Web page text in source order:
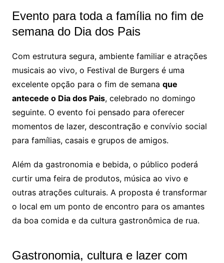
Evento para toda a família no fim de
semana do Dia dos Pais
Com estrutura segura, ambiente familiar e atrações
musicais ao vivo, o Festival de Burgers é uma
excelente opção para o fim de semana que
antecede o Dia dos Pais, celebrado no domingo
seguinte. O evento foi pensado para oferecer
momentos de lazer, descontração e convívio social
para famílias, casais e grupos de amigos.
Além da gastronomia e bebida, o público poderá
curtir uma feira de produtos, música ao vivo e
outras atrações culturais. A proposta é transformar
o local em um ponto de encontro para os amantes
da boa comida e da cultura gastronômica de rua.
Gastronomia, cultura e lazer com